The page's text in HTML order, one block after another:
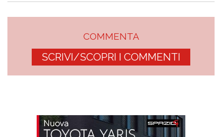
COMMENTA
SCRIVI/SCOPRI I COMMENTI